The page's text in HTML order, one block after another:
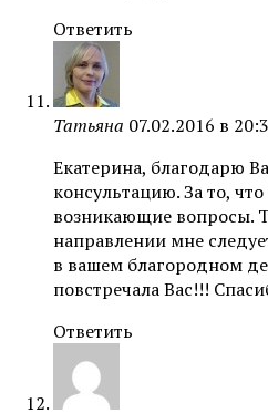
Ответить
Татьяна 07.02.2016 в
Екатерина, благодарю
консультацию. За то,
возникающие вопросы.
направлении мне
в вашем благородном
повстречала Вас!!!
Ответить